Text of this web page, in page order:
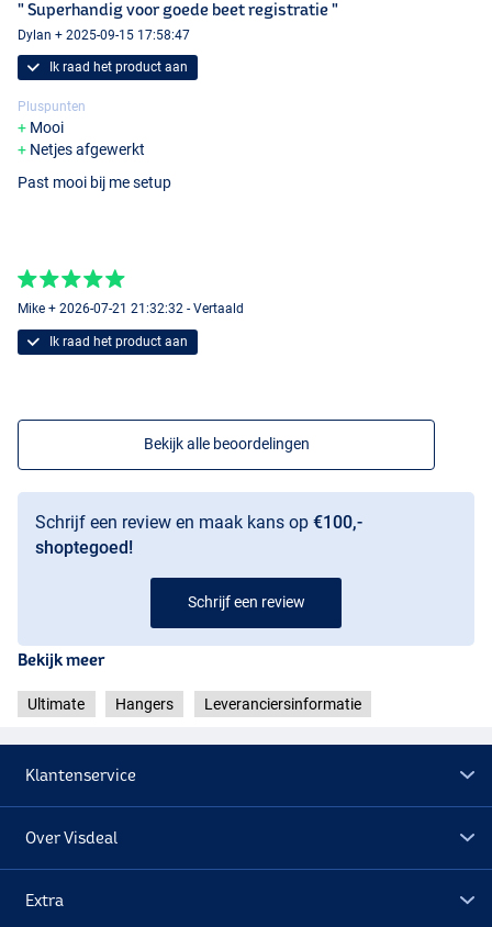
" Superhandig voor goede beet registratie "
Dylan + 2025-09-15 17:58:47
Ik raad het product aan
Pluspunten
Mooi
Netjes afgewerkt
Past mooi bij me setup
Mike + 2026-07-21 21:32:32 - Vertaald
Ik raad het product aan
Bekijk alle beoordelingen
Schrijf een review en maak kans op €100,-
shoptegoed!
Schrijf een review
Bekijk meer
Ultimate Hangers Leveranciersinformatie
Klantenservice
Over Visdeal
Extra